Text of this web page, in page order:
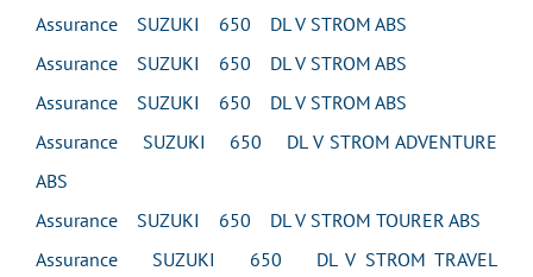
Assurance SUZUKI 650 DL V STROM ABS
Assurance SUZUKI 650 DL V STROM ABS
Assurance SUZUKI 650 DL V STROM ABS
Assurance SUZUKI 650 DL V STROM ADVENTURE
ABS
Assurance SUZUKI 650 DL V STROM TOURER ABS
Assurance SUZUKI 650 DL V STROM TRAVEL